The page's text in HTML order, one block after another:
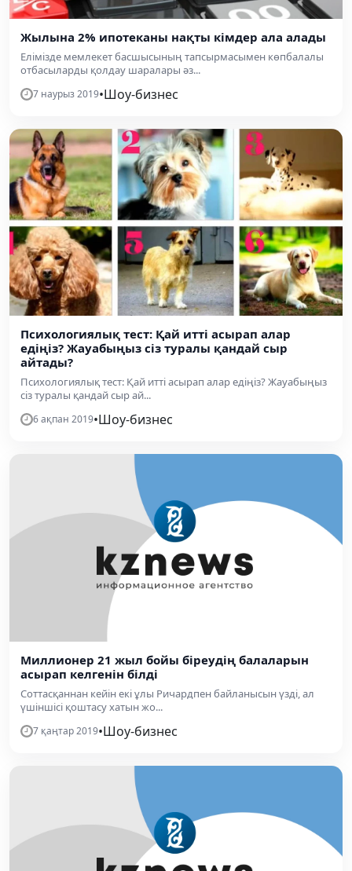
Жылына 2% ипотеканы нақты кімдер ала алады
Елімізде мемлекет басшысының тапсырмасымен көпбалалы
отбасыларды қолдау шаралары әз...
7 наурыз 2019•Шоу-бизнес
Психологиялық тест: Қай итті асырап алар
едіңіз? Жауабыңыз сіз туралы қандай сыр
айтады?
Психологиялық тест: Қай итті асырап алар едіңіз? Жауабыңыз
сіз туралы қандай сыр ай...
6 ақпан 2019•Шоу-бизнес
Миллионер 21 жыл бойы біреудің балаларын
асырап келгенін білді
Соттасқаннан кейін екі ұлы Ричардпен байланысын үзді, ал
үшіншісі қоштасу хатын жо...
7 қаңтар 2019•Шоу-бизнес